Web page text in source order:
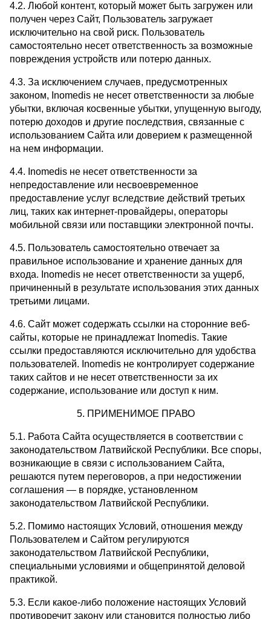
4.2. Любой контент, который может быть загружен или
получен через Сайт, Пользователь загружает
исключительно на свой риск. Пользователь
самостоятельно несет ответственность за возможные
повреждения устройств или потерю данных.
4.3. За исключением случаев, предусмотренных
законом, Inomedis не несет ответственности за любые
убытки, включая косвенные убытки, упущенную выгоду,
потерю доходов и другие последствия, связанные с
использованием Сайта или доверием к размещенной
на нем информации.
4.4. Inomedis не несет ответственности за
непредоставление или несвоевременное
предоставление услуг вследствие действий третьих
лиц, таких как интернет-провайдеры, операторы
мобильной связи или поставщики электронной почты.
4.5. Пользователь самостоятельно отвечает за
правильное использование и хранение данных для
входа. Inomedis не несет ответственности за ущерб,
причиненный в результате использования этих данных
третьими лицами.
4.6. Сайт может содержать ссылки на сторонние веб-
сайты, которые не принадлежат Inomedis. Такие
ссылки предоставляются исключительно для удобства
пользователей. Inomedis не контролирует содержание
таких сайтов и не несет ответственности за их
содержание, использование или доступ к ним.
5. ПРИМЕНИМОЕ ПРАВО
5.1. Работа Сайта осуществляется в соответствии с
законодательством Латвийской Республики. Все споры,
возникающие в связи с использованием Сайта,
решаются путем переговоров, а при недостижении
соглашения — в порядке, установленном
законодательством Латвийской Республики.
5.2. Помимо настоящих Условий, отношения между
Пользователем и Сайтом регулируются
законодательством Латвийской Республики,
специальными условиями и общепринятой деловой
практикой.
5.3. Если какое-либо положение настоящих Условий
противоречит закону или становится полностью либо